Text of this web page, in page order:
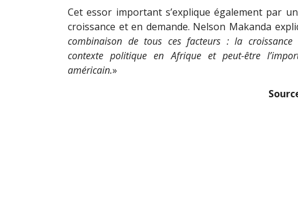
Cet essor important s’explique également par
croissance et en demande. Nelson Makanda
combinaison de tous ces facteurs : la croissance
contexte politique en Afrique et peut-être
américain.»